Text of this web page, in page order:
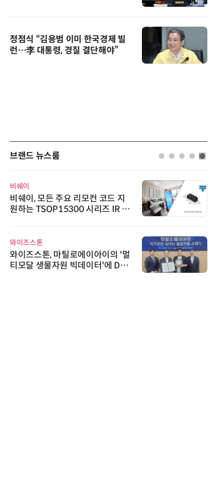
정점식 “김용범 이미 한국경제 빌
런…李 대통령, 경질 결단해야”
브랜드 뉴스룸
비쉐이
비쉐이, 모든 주요 리모컨 코드 지
원하는 TSOP15300 시리즈 IR 수
와이즈스톤
와이즈스톤, 마틸로에이아이의 '멀
티모달 생물자원 빅데이터'에 DQ